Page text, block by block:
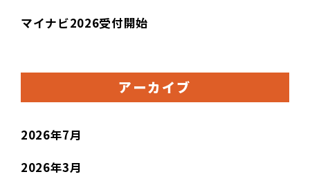
マイナビ2026受付開始
アーカイブ
2026年7月
2026年3月